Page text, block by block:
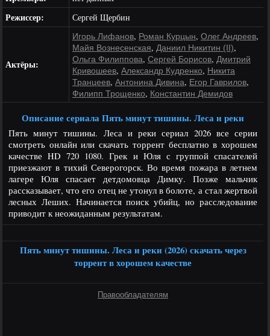
Режиссер: Сергей Щербин
Актёры:
Игорь Лифанов, Роман Курцын, Олег Андреев,
Майя Вознесенская, Даниил Никитин (II),
Ольга Филиппова, Сергей Борисов, Дмитрий
Кривошеев, Александр Кудренко, Никита
Транцеев, Антонина Дивина, Егор Гаврилов,
Филипп Трощенко, Константин Демидов
Описание сериала Пять минут тишины. Леса и реки
Пять минут тишины. Леса и реки сериал 2026 все серии
смотреть онлайн или скачать торрент бесплатно в хорошем
качестве HD 720 1080. Грек и Юля с группой спасателей
приезжают в тихий Северогорск. Во время пожара в летнем
лагере Юля спасает детдомовца Димку. Позже мальчик
рассказывает, что его отец не утонул в болоте, а стал жертвой
лесных Леших. Начинается поиск убийц, но расследование
приводит к неожиданным результатам.
Пять минут тишины. Леса и реки (2026) скачать через
торрент в хорошем качестве
Правообладателям